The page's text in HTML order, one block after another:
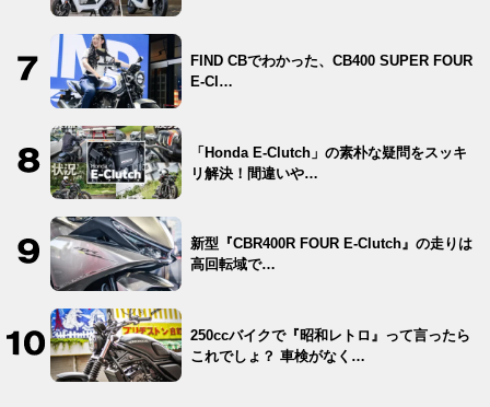
FIND CBでわかった、CB400 SUPER FOUR
E-Cl…
「Honda E-Clutch」の素朴な疑問をスッキ
リ解決！間違いや…
新型『CBR400R FOUR E-Clutch』の走りは
高回転域で…
250ccバイクで『昭和レトロ』って言ったら
これでしょ？ 車検がなく…